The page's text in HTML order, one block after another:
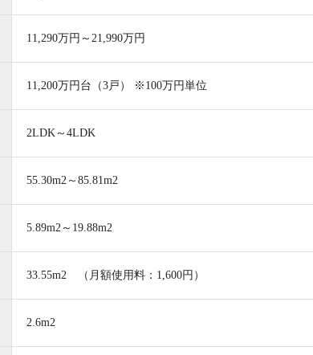
住みたくなる写真
RECOMMENDED
11,290万円～21,990万円
11,200万円台（3戸） ※100万円単位
2LDK～4LDK
55.30m2～85.81m2
5.89m2～19.88m2
33.55m2 （月額使用料：1,600円）
2.6m2